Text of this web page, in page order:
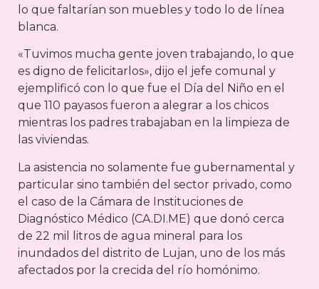
lo que faltarían son muebles y todo lo de lí­nea
blanca.
«Tuvimos mucha gente joven trabajando, lo que
es digno de felicitarlos», dijo el jefe comunal y
ejemplificó con lo que fue el Día del Niño en el
que 110 payasos fueron a alegrar a los chicos
mientras los padres trabajaban en la limpieza de
las viviendas.
La asistencia no solamente fue gubernamental y
particular sino también del sector privado, como
el caso de la Cámara de Instituciones de
Diagnóstico Médico (CA.DI.ME) que donó cerca
de 22 mil litros de agua mineral para los
inundados del distrito de Lujan, uno de los más
afectados por la crecida del río homónimo.